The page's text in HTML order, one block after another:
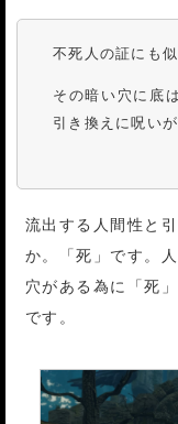
不死人の証にも似
その暗い穴に底
引き換えに呪い
流出する人間性と
か。「死」です。
穴がある為に「死
です。